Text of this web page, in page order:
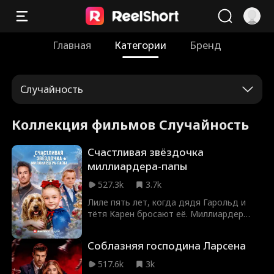
Главная Категории Бренд
Случайность
Коллекция фильмов Случайность
Счастливая звёздочка
миллиардера-папы
527.3k
3.7k
Лиле пять лет, когда дядя Гарольд и
тётя Карен бросают её. Миллиардер
Ною обрести голос, выигрывает на
аукционе сундучок с сокровищами, по
Соблазняя господина Ларсена
517.6k
3k